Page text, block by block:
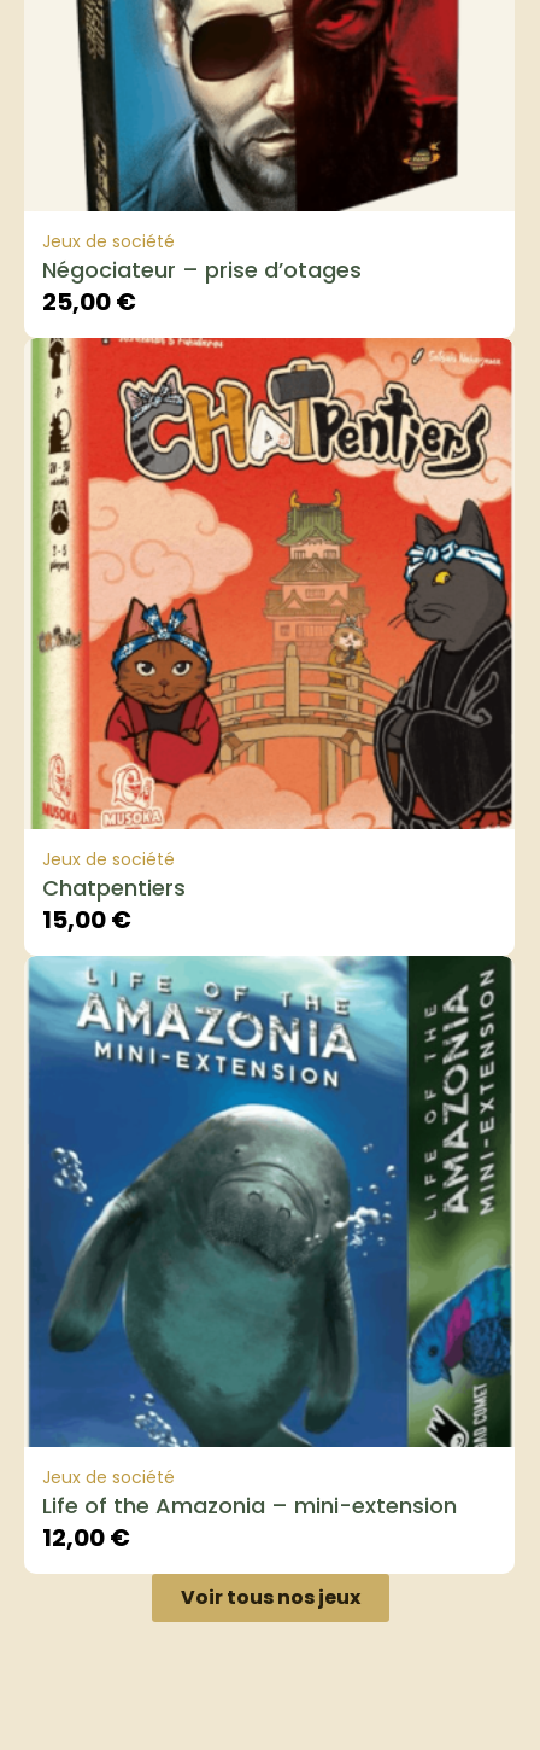
Jeux de société
Négociateur – prise d’otages
25,00€
Jeux de société
Chatpentiers
15,00€
Jeux de société
Life of the Amazonia – mini-extension
12,00€
Voir tous nos jeux